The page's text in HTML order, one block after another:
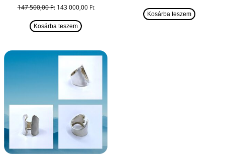
147 500,00Ft Original
was:
147
143 000,00 FtCurrent
Kosárba teszem
Kosárba teszem